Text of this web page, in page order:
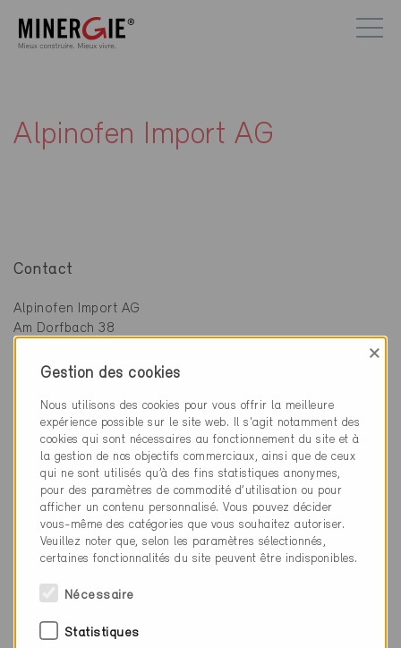
Alpinofen Import AG
Contact
Alpinofen Import AG
Am Dorfbach 38
info@alpinofen.ch
www.alpinofen.ch
Catégorie
Poêlier-fumiste, constructeur de poêles
Gestion des cookies
×
Nous utilisons des cookies pour vous offrir la meilleure
expérience possible sur le site web. Il s'agit notamment des
cookies qui sont nécessaires au fonctionnement du site et à
la gestion de nos objectifs commerciaux, ainsi que de ceux
qui ne sont utilisés qu’à des fins statistiques anonymes,
pour des paramètres de commodité d’utilisation ou pour
afficher un contenu personnalisé. Vous pouvez décider
vous-même des catégories que vous souhaitez autoriser.
Veuillez noter que, selon les paramètres sélectionnés,
certaines fonctionnalités du site peuvent être indisponibles.
Nécessaire
Statistiques